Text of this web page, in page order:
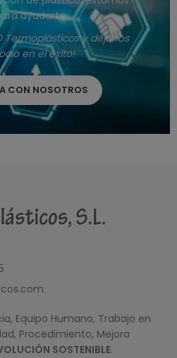
ayudarte.
Termoplásticos y déjanos
en el éxito!
CON NOSOTROS
Equipo Humano, Trabajo en
Procedimiento, Mejora
SOSTENIBLE.